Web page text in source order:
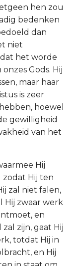
hen zou
bedenken
dan
niet
het worde
Gods. Hij
maar haar
is zeer
hoewel
gewilligheid
van het
Hij
Hij ten
zal niet falen,
Hij zwaar werk
en
zijn, gaat Hij
totdat Hij in
en Hij